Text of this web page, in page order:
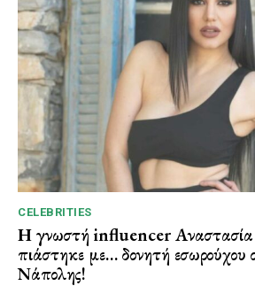
CELEBRITIES
Η γνωστή influencer Αναστασία
πιάστηκε με… δονητή εσωρούχου
Νάπολης!